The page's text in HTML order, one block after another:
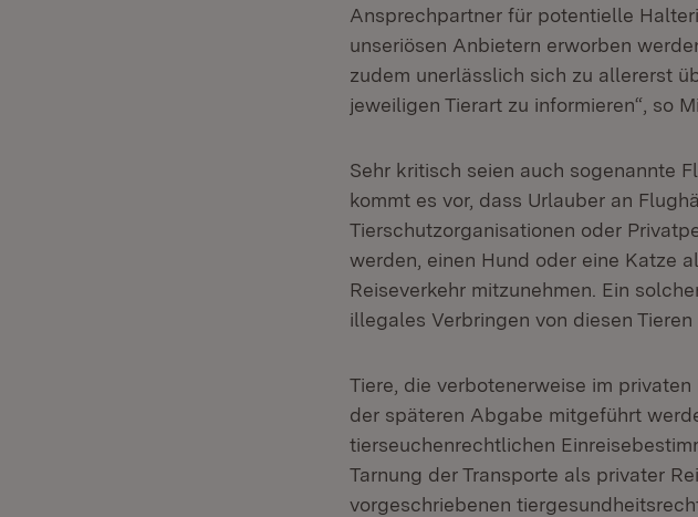
Ansprechpartner für potentielle
unseriösen Anbietern erworben
zudem unerlässlich sich zu allererst
jeweiligen Tierart zu informieren“, so
Sehr kritisch seien auch sogenannte
kommt es vor, dass Urlauber an
Tierschutzorganisationen oder
werden, einen Hund oder eine Katze
Reiseverkehr mitzunehmen. Ein
illegales Verbringen von diesen Tieren
Tiere, die verbotenerweise im
der späteren Abgabe mitgeführt
tierseuchenrechtlichen
Tarnung der Transporte als privater
vorgeschriebenen